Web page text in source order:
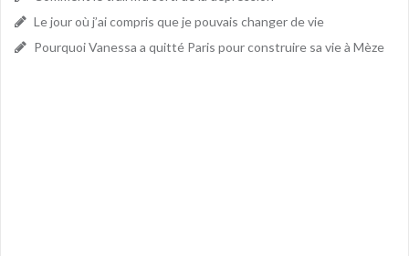
Le jour où j’ai compris que je pouvais changer de vie
Pourquoi Vanessa a quitté Paris pour construire sa vie à Mèze